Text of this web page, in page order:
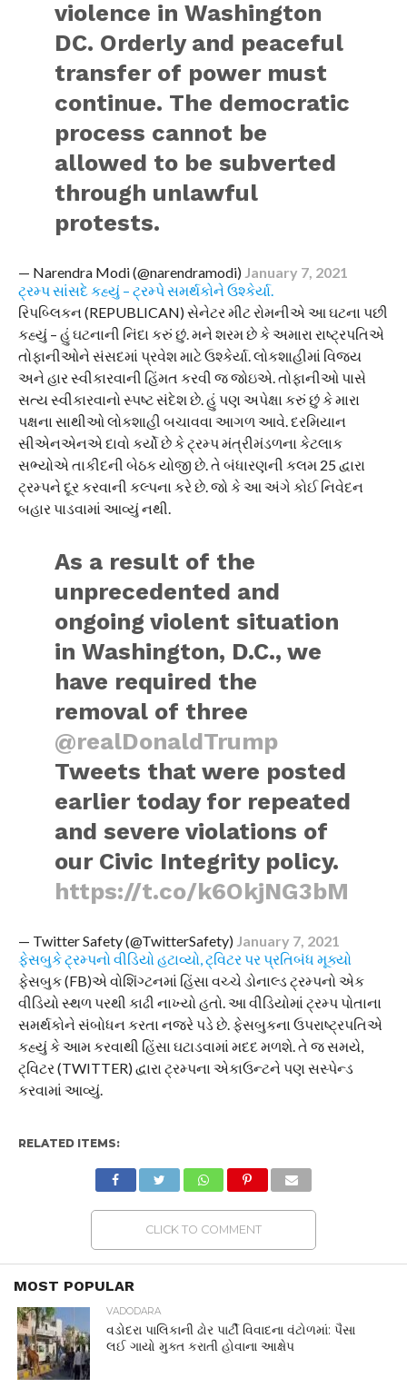
violence in Washington
DC. Orderly and peaceful
transfer of power must
continue. The democratic
process cannot be
allowed to be subverted
through unlawful
protests.
— Narendra Modi (@narendramodi) January 7, 2021
ટ્રમ્પ સાંસદે કહ્યું – ટ્રમ્પે સમર્થકોને ઉશ્કેર્યા.
રિપબ્લિકન (REPUBLICAN) સેનેટર મીટ રોમનીએ આ ઘટના પછી
કહ્યું – હું ઘટનાની નિંદા કરું છું. મને શરમ છે કે અમારા રાષ્ટ્રપતિએ
તોફાનીઓને સંસદમાં પ્રવેશ માટે ઉશ્કેર્યા. લોકશાહીમાં વિજય
અને હાર સ્વીકારવાની હિંમત કરવી જ જોઇએ. તોફાનીઓ પાસે
સત્ય સ્વીકારવાનો સ્પષ્ટ સંદેશ છે. હું પણ અપેક્ષા કરું છું કે મારા
પક્ષના સાથીઓ લોકશાહી બચાવવા આગળ આવે. દરમિયાન
સીએનએનએ દાવો કર્યો છે કે ટ્રમ્પ મંત્રીમંડળના કેટલાક
સભ્યોએ તાકીદની બેઠક યોજી છે. તે બંધારણની કલમ 25 દ્વારા
ટ્રમ્પને દૂર કરવાની કલ્પના કરે છે. જો કે આ અંગે કોઈ નિવેદન
બહાર પાડવામાં આવ્યું નથી.
As a result of the
unprecedented and
ongoing violent situation
in Washington, D.C., we
have required the
removal of three
@realDonaldTrump
Tweets that were posted
earlier today for repeated
and severe violations of
our Civic Integrity policy.
https://t.co/k6OkjNG3bM
— Twitter Safety (@TwitterSafety) January 7, 2021
ફેસબુકે ટ્રમ્પનો વીડિયો હટાવ્યો, ટ્વિટર પર પ્રતિબંધ મૂક્યો
ફેસબુક (FB)એ વોશિંગ્ટનમાં હિંસા વચ્ચે ડોનાલ્ડ ટ્રમ્પનો એક
વીડિયો સ્થળ પરથી કાઢી નાખ્યો હતો. આ વીડિયોમાં ટ્રમ્પ પોતાના
સમર્થકોને સંબોધન કરતા નજરે પડે છે. ફેસબુકના ઉપરાષ્ટ્રપતિએ
કહ્યું કે આમ કરવાથી હિંસા ઘટાડવામાં મદદ મળશે. તે જ સમયે,
ટ્વિટર (TWITTER) દ્વારા ટ્રમ્પના એકાઉન્ટને પણ સસ્પેન્ડ
કરવામાં આવ્યું.
RELATED ITEMS:
CLICK TO COMMENT
MOST POPULAR
VADODARA
વડોદરા પાલિકાની ઢોર પાર્ટી વિવાદના વંટોળમાં: પૈસા
લઈ ગાયો મુક્ત કરાતી હોવાના આક્ષેપ